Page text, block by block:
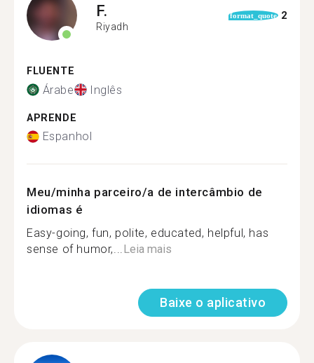
F.
Riyadh
format_quote 2
FLUENTE
Árabe Inglês
APRENDE
Espanhol
Meu/minha parceiro/a de intercâmbio de
idiomas é
Easy-going, fun, polite, educated, helpful, has
sense of humor,...Leia mais
Baixe o aplicativo